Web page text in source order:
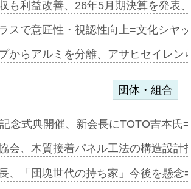
も利益改善、26年5月期決算を発表
スで意匠性・視認性向上=文化シヤ
からアルミを分離、アサヒセイレ
団体・組合
念式典開催、新会長にTOTO吉本氏
会、木質接着パネル工法の構造設
、「団塊世代の持ち家」今後を懸